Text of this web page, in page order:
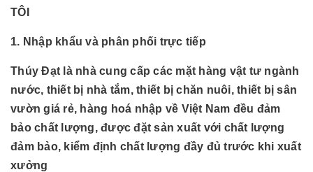
TÔI
1. Nhập khẩu và phân phối trực tiếp
Thúy Đạt là nhà cung cấp các mặt hàng vật tư ngành
nước, thiết bị nhà tắm, thiết bị chăn nuôi, thiết bị sân
vườn giá rẻ, hàng hoá nhập về Việt Nam đều đảm
bảo chất lượng, được đặt sản xuất với chất lượng
đảm bảo, kiểm định chất lượng đầy đủ trước khi xuất
xưởng